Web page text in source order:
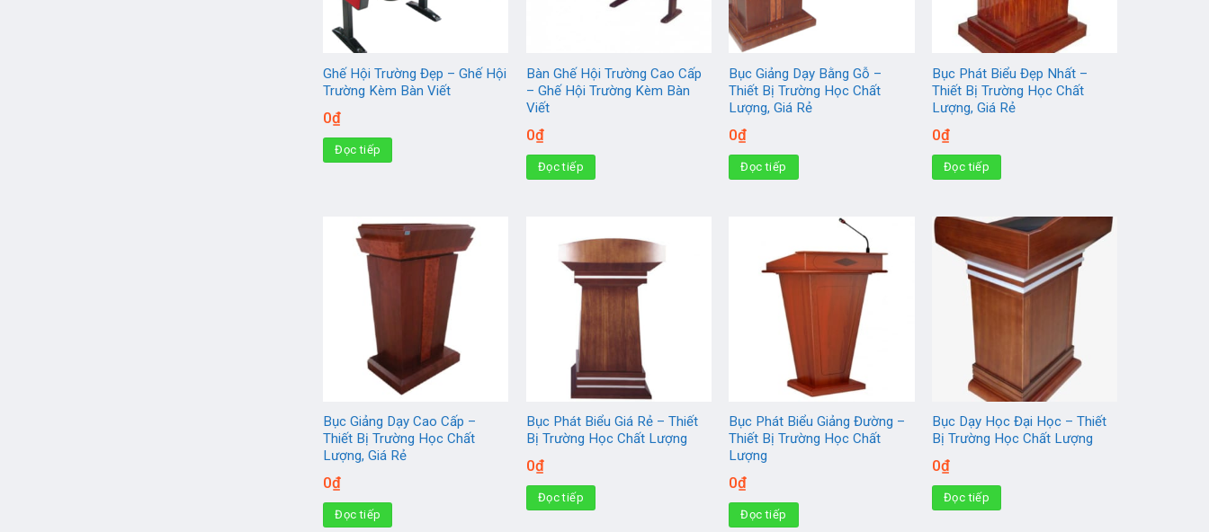
Ghế Hội Trường Đẹp – Ghế Hội
Trường Kèm Bàn Viết
0₫
Đọc tiếp
Bàn Ghế Hội Trường Cao Cấp
– Ghế Hội Trường Kèm Bàn
Viết
0₫
Đọc tiếp
Bục Giảng Dạy Bằng Gỗ –
Thiết Bị Trường Học Chất
Lượng, Giá Rẻ
0₫
Đọc tiếp
Bục Phát Biểu Đẹp Nhất –
Thiết Bị Trường Học Chất
Lượng, Giá Rẻ
0₫
Đọc tiếp
Bục Giảng Dạy Cao Cấp –
Thiết Bị Trường Học Chất
Lượng, Giá Rẻ
0₫
Đọc tiếp
Bục Phát Biểu Giá Rẻ – Thiết
Bị Trường Học Chất Lượng
0₫
Đọc tiếp
Bục Phát Biểu Giảng Đường –
Thiết Bị Trường Học Chất
Lượng
0₫
Đọc tiếp
Bục Dạy Học Đại Học – Thiết
Bị Trường Học Chất Lượng
0₫
Đọc tiếp